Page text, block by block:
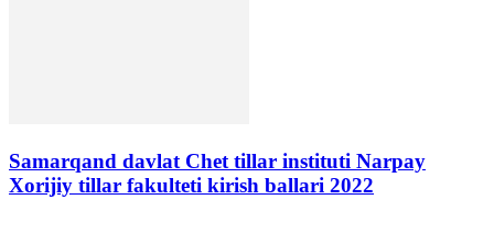
Samarqand davlat Chet tillar instituti Narpay
Xorijiy tillar fakulteti kirish ballari 2022